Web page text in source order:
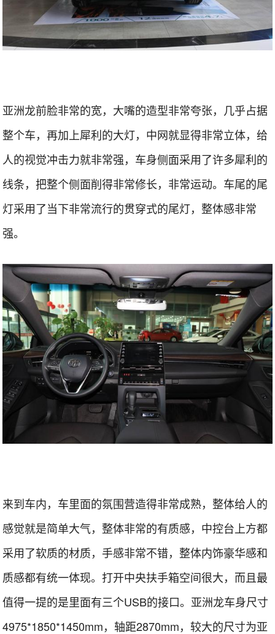
亚洲龙前脸非常的宽，大嘴的造型非常夸张，几乎占据
整个车，再加上犀利的大灯，中网就显得非常立体，给
人的视觉冲击力就非常强，车身侧面采用了许多犀利的
线条，把整个侧面削得非常修长，非常运动。车尾的尾
灯采用了当下非常流行的贯穿式的尾灯，整体感非常
强。
来到车内，车里面的氛围营造得非常成熟，整体给人的
感觉就是简单大气，整体非常的有质感，中控台上方都
采用了软质的材质，手感非常不错，整体内饰豪华感和
质感都有统一体现。打开中央扶手箱空间很大，而且最
值得一提的是里面有三个USB的接口。亚洲龙车身尺寸
4975*1850*1450mm，轴距2870mm，较大的尺寸为亚